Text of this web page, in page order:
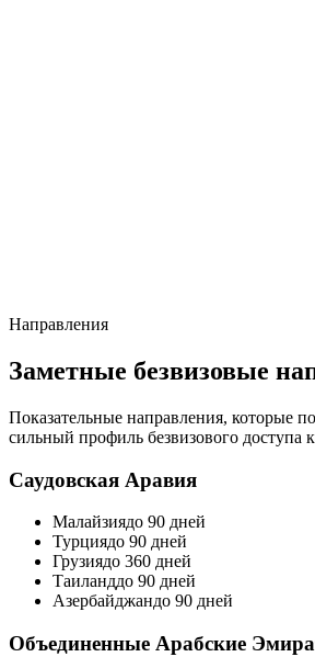
Направления
Заметные безвизовые
Показательные направления, которые
сильный профиль безвизового доступа
Саудовская Аравия
Малайзиядо 90 дней
Турциядо 90 дней
Грузиядо 360 дней
Таиланддо 90 дней
Азербайджандо 90 дней
Объединенные Арабские